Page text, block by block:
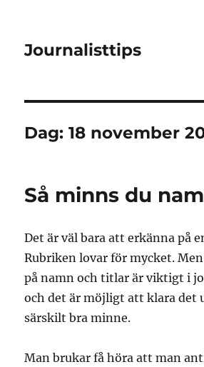
Journalisttips
Dag:18 november
Så minns du
Det är väl bara att erkänna på
Rubriken lovar för mycket.
på namn och titlar är viktigt i
och det är möjligt att klara det
särskilt bra minne.
Man brukar få höra att man